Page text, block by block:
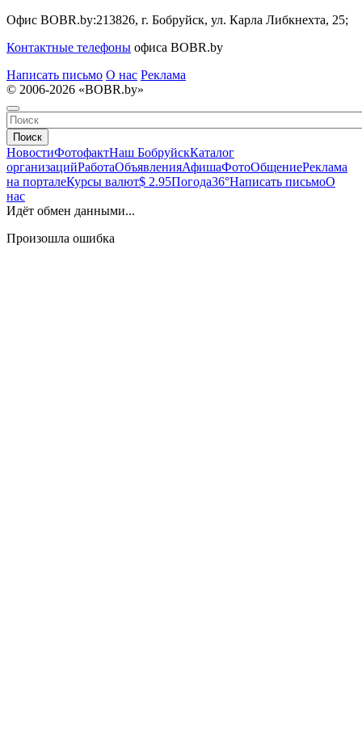
Офис BOBR.by:213826, г. Бобруйск, ул. Карла Либкнехта, 25;
Контактные телефоны офиса BOBR.by
Написать письмо О нас Реклама
© 2006-2026 «BOBR.by»
Поиск
НовостиФотофактНаш БобруйскКаталог
организацийРаботаОбъявленияАфишаФотоОбщениеРеклама
на порталеКурсы валют$ 2.95Погода36°Написать письмоО
нас
Идёт обмен данными...
Произошла ошибка